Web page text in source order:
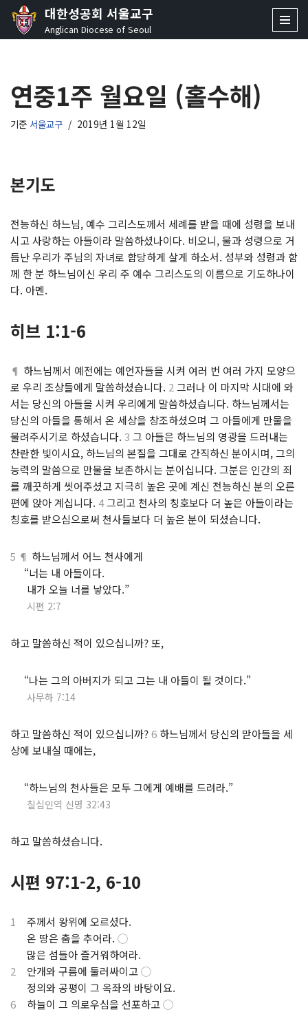
콘
로
건
너
대한성공회 서울교구
Anglican Diocese of Seoul
연중1주 월요일 (홀수해)
기준 서울교구 2019년 1월 12일
본기도
전능하신 하느님, 예수 그리스도께서 세례를 받을 때에 성령을 보내
시고 사랑하는 아들이라 말씀하셨나이다. 비오니, 물과 성령으로 거
듭난 우리가 주님의 자녀로 합당하게 살게 하소서. 성부와 성령과 함
께 한 분 하느님이신 우리 주 예수 그리스도의 이름으로 기도하나이
다. 아멘.
히브 1:1-6
¶ 하느님께서 예전에는 예언자들을 시켜 여러 번 여러 가지 모양으
로 우리 조상들에게 말씀하셨습니다. 2 그러나 이 마지막 시대에 와
서는 당신의 아들을 시켜 우리에게 말씀하셨습니다. 하느님께서는
당신의 아들을 통해서 온 세상을 창조하셨으며 그 아들에게 만물을
물려주시기로 하셨습니다. 3 그 아들은 하느님의 영광을 드러내는
찬란한 빛이시요, 하느님의 본질을 그대로 간직하신 분이시며, 그의
능력의 말씀으로 만물을 보존하시는 분이십니다. 그분은 인간의 죄
를 깨끗하게 씻어주셨고 지극히 높은 곳에 계신 전능하신 분의 오른
편에 앉아 계십니다. 4그리고 천사의 칭호보다 더 높은 아들이라는
칭호를 받으심으로써 천사들보다 더 높은 분이 되셨습니다.
5 ¶ 하느님께서 어느 천사에게
“너는 내 아들이다.
내가 오늘 너를 낳았다.”
시편 2:7
하고 말씀하신 적이 있으십니까? 또,
“나는 그의 아버지가 되고 그는 내 아들이 될 것이다.”
사무하 7:14
하고 말씀하신 적이 있으십니까?6 하느님께서 당신의 맏아들을 세
상에 보내실 때에는,
“하느님의 천사들은 모두 그에게 예배를 드려라.”
칠십인역 신명 32:43
하고 말씀하셨습니다.
시편 97:1-2, 6-10
1
주께서 왕위에 오르셨다.
온 땅은 춤을 추어라. ◯
많은 섬들아 즐거워하여라.
2 안개와 구름에 둘러싸이고◯
정의와 공평이 그 옥좌의 바탕이요.
6 하늘이 그 의로우심을 선포하고◯